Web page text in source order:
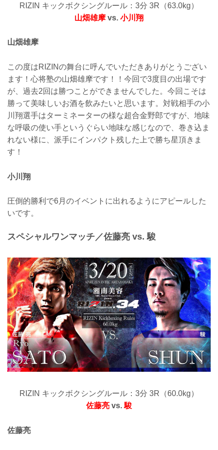
RIZIN キックボクシングルール：3分 3R（63.0kg）
山畑雄摩 vs. 小川翔
山畑雄摩
この度はRIZINの舞台に呼んでいただきありがとうござい
ます！心将塾の山畑雄摩です！！今回で3度目の出場です
が、過去2回は勝つことができませんでした。今回こそは
勝って美味しいお酒を飲みたいと思います。対戦相手の小
川翔選手はターミネーターの様な超合金野郎ですが、地味
な呼吸の使い手というぐらい地味な感じなので、巻き込ま
れない様に、派手にインパクト残した上で勝ち星頂きま
す！
小川翔
圧倒的勝利で6月のイベントに出れるようにアピールした
いです。
スペシャルワンマッチ／佐藤亮 vs. 駿
RIZIN キックボクシングルール：3分 3R（60.0kg）
佐藤亮 vs.駿
佐藤亮